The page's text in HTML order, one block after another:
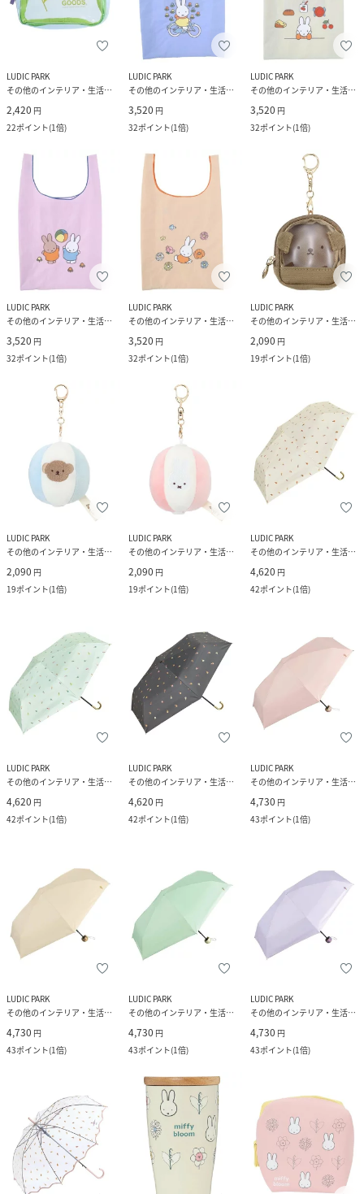
LUDIC PARK
その他のインテリア・生活雑貨
2,420 円
22ポイント(1倍)
LUDIC PARK
その他のインテリア・生活雑貨
3,520 円
32ポイント(1倍)
LUDIC PARK
その他のインテリア・生活雑貨
3,520 円
32ポイント(1倍)
LUDIC PARK
その他のインテリア・生活雑貨
3,520 円
32ポイント(1倍)
LUDIC PARK
その他のインテリア・生活雑貨
3,520 円
32ポイント(1倍)
LUDIC PARK
その他のインテリア・生活雑貨
2,090 円
19ポイント(1倍)
LUDIC PARK
その他のインテリア・生活雑貨
2,090 円
19ポイント(1倍)
LUDIC PARK
その他のインテリア・生活雑貨
2,090 円
19ポイント(1倍)
LUDIC PARK
その他のインテリア・生活雑貨
4,620 円
42ポイント(1倍)
LUDIC PARK
その他のインテリア・生活雑貨
4,620 円
42ポイント(1倍)
LUDIC PARK
その他のインテリア・生活雑貨
4,620 円
42ポイント(1倍)
LUDIC PARK
その他のインテリア・生活雑貨
4,730 円
43ポイント(1倍)
LUDIC PARK
その他のインテリア・生活雑貨
4,730 円
43ポイント(1倍)
LUDIC PARK
その他のインテリア・生活雑貨
4,730 円
43ポイント(1倍)
LUDIC PARK
その他のインテリア・生活雑貨
4,730 円
43ポイント(1倍)